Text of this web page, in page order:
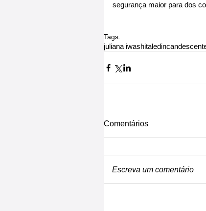
segurança maior para dos
Tags:
juliana iwashitaled
Comentários
Escreva um comentário